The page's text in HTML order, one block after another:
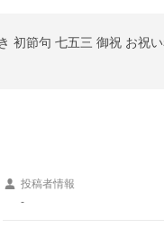
投稿者情報
-